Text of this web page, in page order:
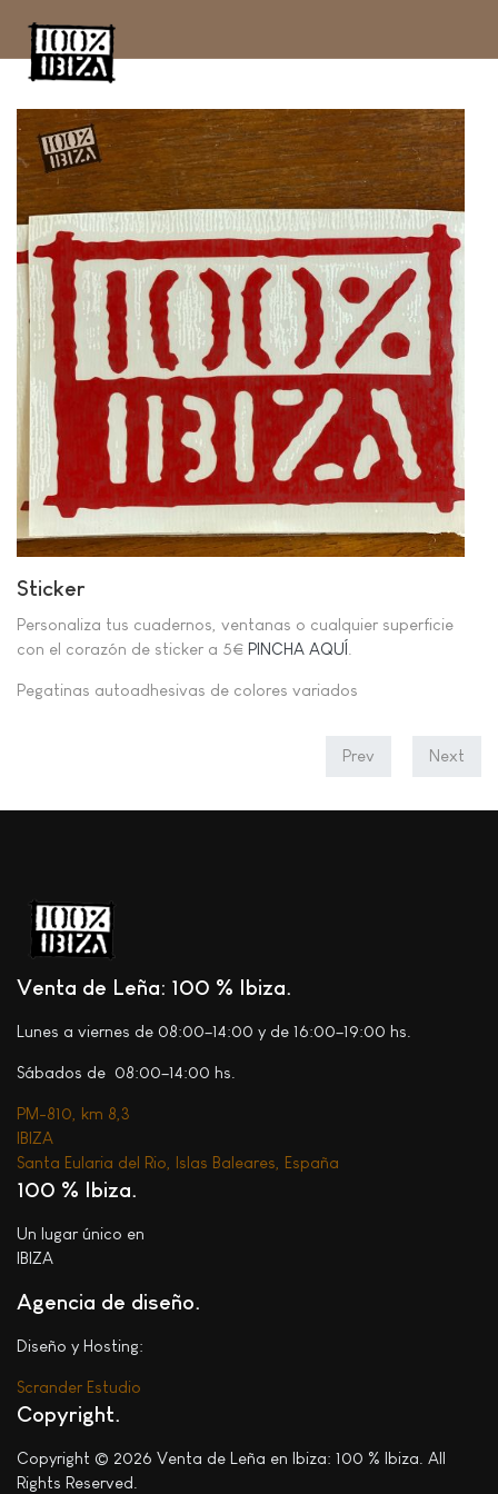
Sticker
Personaliza tus cuadernos, ventanas o cualquier superficie
con el corazón de sticker a 5€ PINCHA AQUÍ
Pegatinas autoadhesivas de colores variados
Prev Next
Venta de Leña: 100 % Ibiza
Lunes a viernes de 08:00–14:00 y de 16:00–19:00 hs.
Sábados de 08:00–14:00 hs.
PM-810, km 8,3
IBIZA
Santa Eularia del Rio, Islas Baleares, España
100 % Ibiza
Un lugar único en
IBIZA
Agencia de diseño.
Diseño y Hosting:
Scrander Estudio
Copyright
Copyright © 2026 Venta de Leña en Ibiza: 100 % Ibiza. All
Rights Reserved.